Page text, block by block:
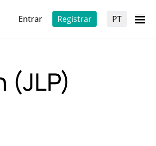
Entrar Registrar PT
(JLP)